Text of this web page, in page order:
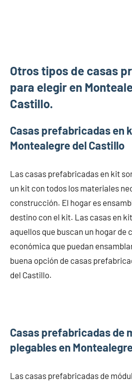
Otros tipos de casas
para elegir en
Castillo.
Casas prefabricadas en
Montealegre del Castillo
Las casas prefabricadas en kit
un kit con todos los materiales
construcción. El hogar es
destino con el kit. Las casas en
aquellos que buscan un hogar de
económica que puedan
buena opción de casas
del Castillo.
Casas prefabricadas de
plegables en
Las casas prefabricadas de